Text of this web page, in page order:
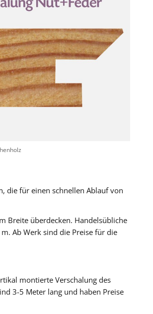
die für einen schnellen Ablauf von
Breite überdecken. Handelsübliche
Ab Werk sind die Preise für die
montierte Verschalung des
3-5 Meter lang und haben Preise